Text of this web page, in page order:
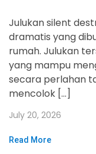
Julukan silent
dramatis yang
rumah. Julukan
yang mampu
secara perlahan
mencolok […]
July 20, 2026
Read More